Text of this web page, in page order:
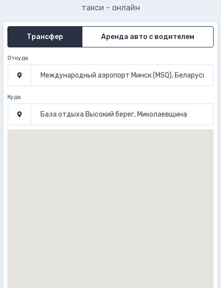
такси - онлайн
Трансфер Аренда авто с водителем
Откуда
Куда